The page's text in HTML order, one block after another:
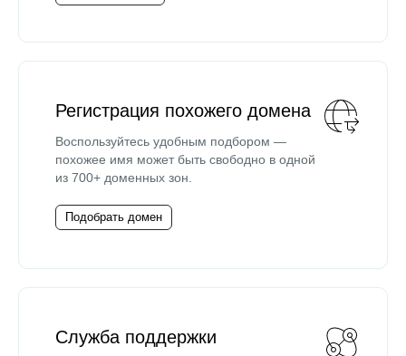
Регистрация похожего домена
Воспользуйтесь удобным подбором —
похожее имя может быть свободно в одной
из 700+ доменных зон.
Подобрать домен
Служба поддержки